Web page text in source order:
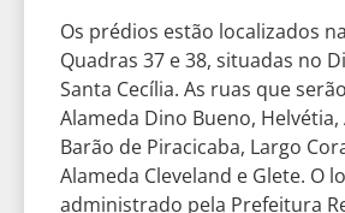
Os prédios estão localizados
Quadras 37 e 38, situadas no
Santa Cecília. As ruas que
Alameda Dino Bueno, Helvétia,
Barão de Piracicaba, Largo
Alameda Cleveland e Glete. O
administrado pela Prefeitura